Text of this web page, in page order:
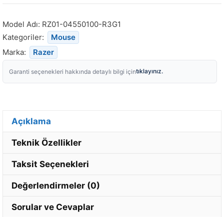
Model Adı: RZ01-04550100-R3G1
Kategoriler:
Mouse
Marka:
Razer
Garanti seçenekleri hakkında detaylı bilgi içintıklayınız.
Açıklama
Teknik Özellikler
Taksit Seçenekleri
Değerlendirmeler (0)
Sorular ve Cevaplar